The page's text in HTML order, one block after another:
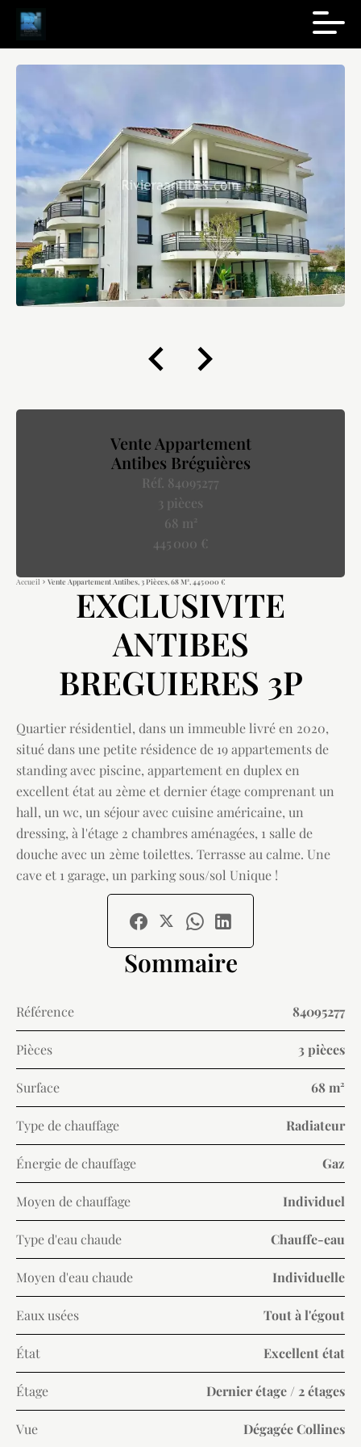
Vente Appartement
Antibes Bréguières
Réf. 84095277
3 pièces
68 m²
445 000 €
Accueil Vente Appartement Antibes, 3 Pièces, 68 M², 445 000 €
EXCLUSIVITE
ANTIBES
BREGUIERES 3P
Quartier résidentiel, dans un immeuble livré en 2020,
situé dans une petite résidence de 19 appartements de
standing avec piscine, appartement en duplex en
excellent état au 2ème et dernier étage comprenant un
hall, un wc, un séjour avec cuisine américaine, un
dressing, à l'étage 2 chambres aménagées, 1 salle de
douche avec un 2ème toilettes. Terrasse au calme. Une
cave et 1 garage, un parking sous/sol Unique !
Sommaire
Référence 84095277
Pièces 3 pièces
Surface 68 m²
Type de chauffage Radiateur
Énergie de chauffage Gaz
Moyen de chauffage Individuel
Type d'eau chaude Chauffe-eau
Moyen d'eau chaude Individuelle
Eaux usées Tout à l'égout
État Excellent état
Étage Dernier étage / 2 étages
Vue Dégagée Collines